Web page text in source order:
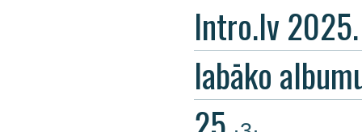
Intro.lv
labāko